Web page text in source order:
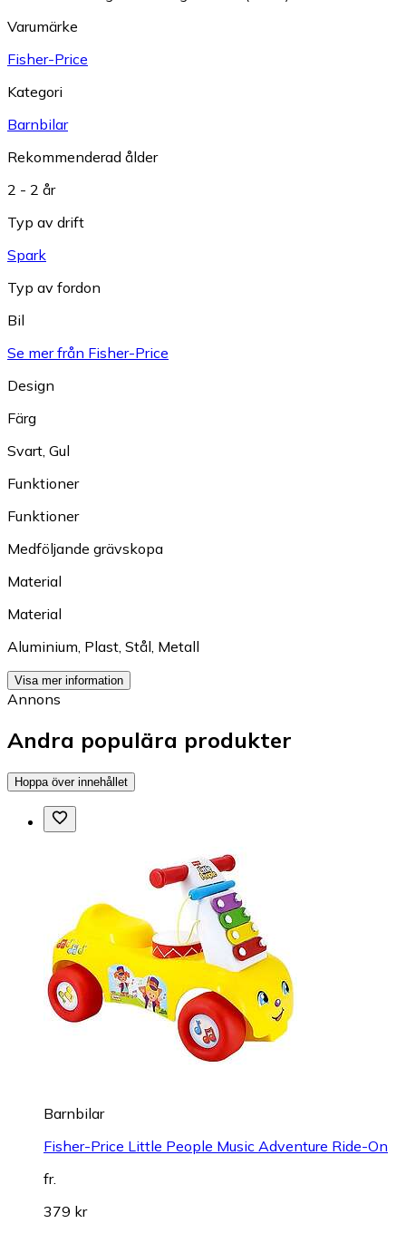
Varumärke
Fisher-Price
Kategori
Barnbilar
Rekommenderad ålder
2 - 2 år
Typ av drift
Spark
Typ av fordon
Bil
Se mer från Fisher-Price
Design
Färg
Svart Gul
Funktioner
Funktioner
Medföljande grävskopa
Material
Material
Aluminium Plast Stål Metall
Visa mer information
Annons
Andra populära produkter
Hoppa över innehållet
Barnbilar
Fisher-Price Little People Music Adventure Ride-On
fr.
379 kr